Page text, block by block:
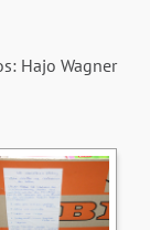
Hajo Wagner